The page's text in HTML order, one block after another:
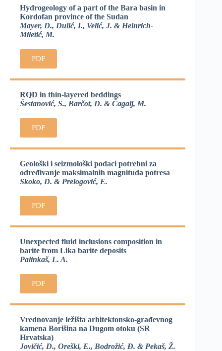
Hydrogeology of a part of the Bara basin in
Kordofan province of the Sudan
Mayer, D., Dulić, I., Velić, J. & Heinrich-
Miletić, M.
PDF
RQD in thin-layered beddings
Šestanović, S., Barčot, D. & Čagalj, M.
PDF
Geološki i seizmološki podaci potrebni za
određivanje maksimalnih magnituda potresa
Skoko, D. & Prelogović, E.
PDF
Unexpected fluid inclusions composition in
barite from Lika barite deposits
Palinkaš, L. A.
PDF
Vrednovanje ležišta arhitektonsko-građevnog
kamena Borišina na Dugom otoku (SR
Hrvatska)
Jovičić, D., Oreški, E., Bodrožić, Đ. & Pekaš, Ž.